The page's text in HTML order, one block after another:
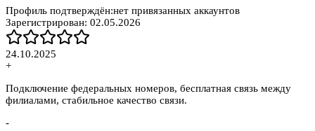
Профиль подтверждён:нет привязанных аккаунтов
Зарегистрирован: 02.05.2026
24.10.2025
+
Подключение федеральных номеров, бесплатная связь между
филиалами, стабильное качество связи.
-